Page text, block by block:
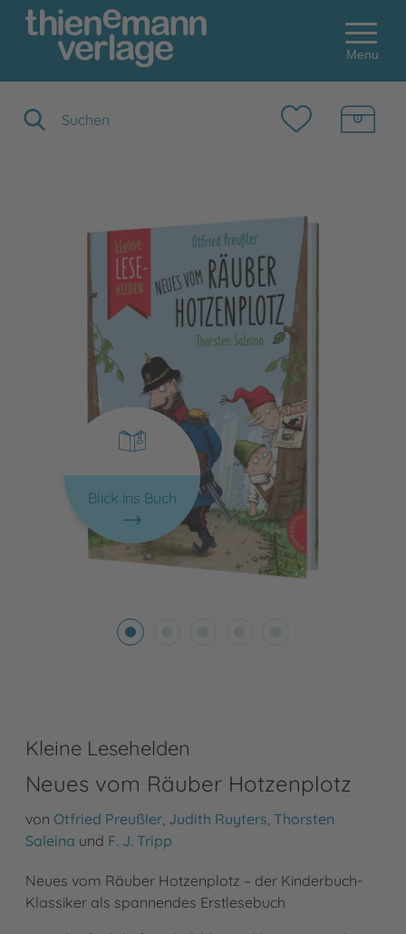
Menu
Blick ins Buch
Kleine Lesehelden
Neues vom Räuber Hotzenplotz
von Otfried Preußler Judith Ruyters Thorsten
Saleina und F. J. Tripp
Neues vom Räuber Hotzenplotz – der Kinderbuch-
Klassiker als spannendes Erstlesebuch